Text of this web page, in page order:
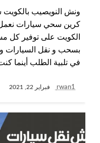
ونش النويصيب بالكويت
كرين سحي سيارات
الكويت على توفير كل
بسحب و نقل السيارات
في تلبية الطلب أينما
rwan1 فبراير 22, 2021